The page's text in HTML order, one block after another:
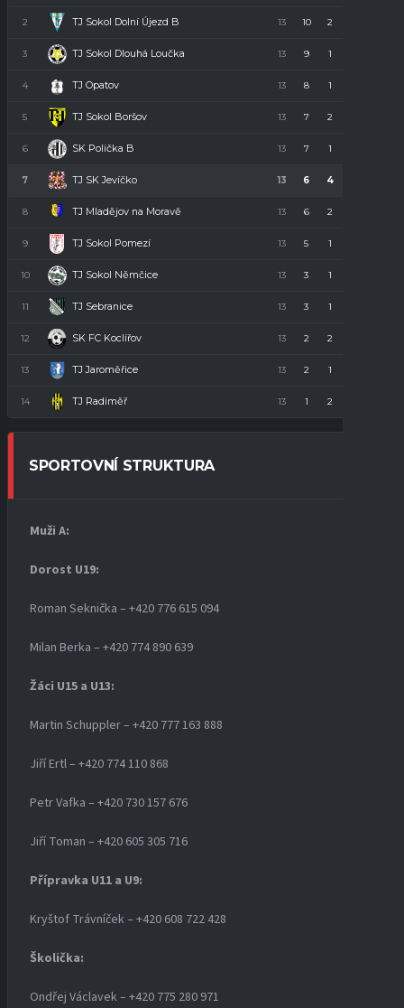
2 TJ Sokol Dolní Újezd B 13 10 2
3 TJ Sokol Dlouhá Loučka 13 9 1
4 TJ Opatov 13 8 1
5 TJ Sokol Boršov 13 7 2
6 SK Polička B 13 7 1
7 TJ SK Jevíčko 13 6 4
8 TJ Mladějov na Moravě 13 6 2
9 TJ Sokol Pomezí 13 5 1
10 TJ Sokol Němčice 13 3 1
11 TJ Sebranice 13 3 1
12 SK FC Koclířov 13 2 2
13 TJ Jaroměřice 13 2 1
14 TJ Radiměř 13 1 2
SPORTOVNÍ STRUKTURA
Muži A:
Dorost U19:
Roman Seknička – +420 776 615 094
Milan Berka – +420 774 890 639
Žáci U15 a U13:
Martin Schuppler – +420 777 163 888
Jiří Ertl – +420 774 110 868
Petr Vafka – +420 730 157 676
Jiří Toman – +420 605 305 716
Přípravka U11 a U9:
Kryštof Trávníček – +420 608 722 428
Školička:
Ondřej Václavek – +420 775 280 971